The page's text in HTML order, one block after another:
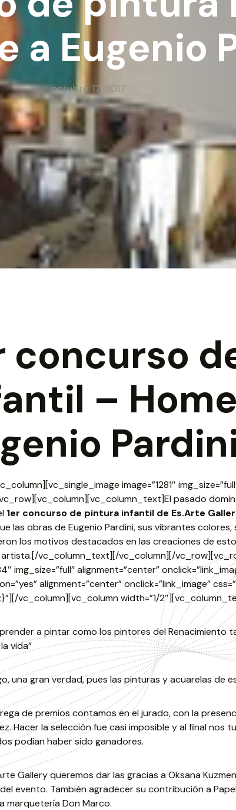
a Eugenio
octubre 17, 2017
concurso
–
image=”1281″
pasado
1er concurso de pintura infantil de Es.Arte
las obras de Eugenio Pardini, sus vibrantes
los motivos destacados en las creaciones de
artista.[/vc_column_text][/vc_column][/
img_size=”full” alignment=”center”
alignment=”center” onclick=”link_image”
vc_column][vc_column width=”1/
a pintar como los pintores del Renacimiento
vida”
una gran verdad, pues las pinturas y acuarelas de
de premios contamos en el jurado, con la
Hacer la selección fue casi imposible y al final nos
podían haber sido ganadores.
Gallery queremos dar las gracias a Oksana
evento. También agradecer su contribución a
marquetería Don Marco.